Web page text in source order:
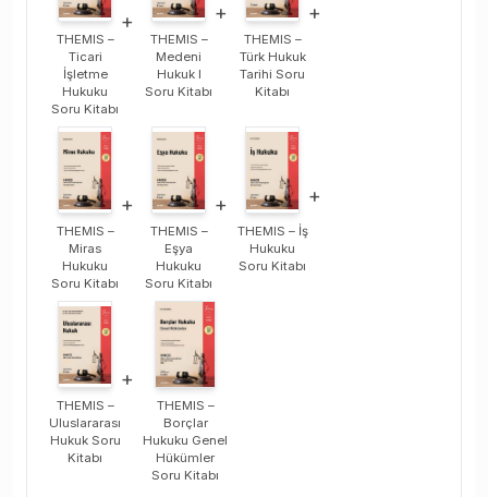
THEMIS –
Ticari
İşletme
Hukuku
Soru Kitabı
+
THEMIS –
Medeni
Hukuk I
Soru Kitabı
+
THEMIS –
Türk Hukuk
Tarihi Soru
Kitabı
+
THEMIS –
Miras
Hukuku
Soru Kitabı
+
THEMIS –
Eşya
Hukuku
Soru Kitabı
+
THEMIS – İş
Hukuku
Soru Kitabı
+
THEMIS –
Uluslararası
Hukuk Soru
Kitabı
+
THEMIS –
Borçlar
Hukuku Genel
Hükümler
Soru Kitabı